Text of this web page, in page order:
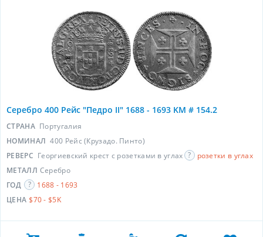
Серебро 400 Рейс "Педро II" 1688 - 1693 KM # 154.2
СТРАНА Португалия
НОМИНАЛ 400 Рейс (Крузадо. Пинто)
РЕВЕРС Георгиевский крест с розетками в углах
розетки в углах
МЕТАЛЛ Серебро
ГОД
1688 - 1693
ЦЕНА $70 - $5K